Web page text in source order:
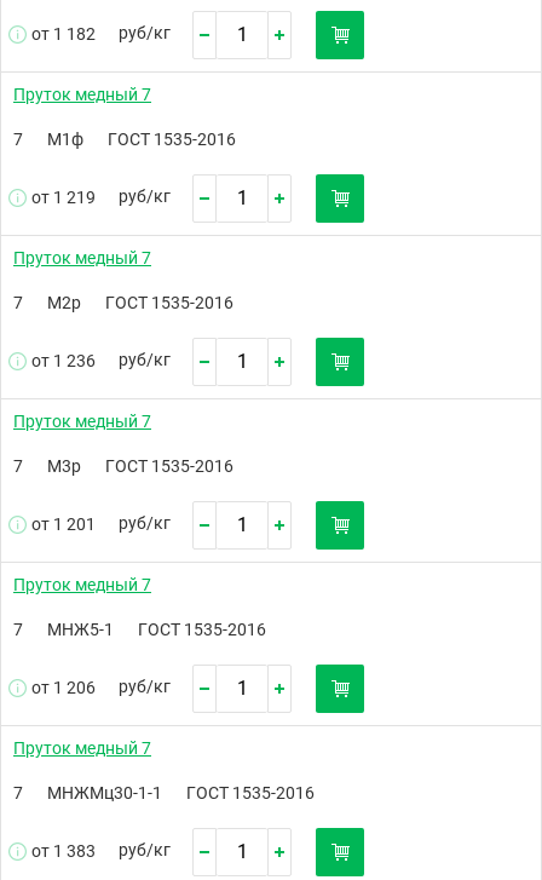
от 1 182 руб/кг
Пруток медный 7
7 М1ф ГОСТ 1535-2016
от 1 219 руб/кг
Пруток медный 7
7 М2р ГОСТ 1535-2016
от 1 236 руб/кг
Пруток медный 7
7 М3р ГОСТ 1535-2016
от 1 201 руб/кг
Пруток медный 7
7 МНЖ5-1 ГОСТ 1535-2016
от 1 206 руб/кг
Пруток медный 7
7 МНЖМц30-1-1 ГОСТ 1535-2016
от 1 383 руб/кг